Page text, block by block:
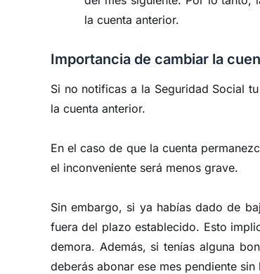
la cuenta anterior.
Importancia de cambiar la
Si no notificas a la Seguridad Social
la cuenta anterior.
En el caso de que la cuenta
el inconveniente será menos grave.
Sin embargo, si ya habías dado de
fuera del plazo establecido. Esto
demora. Además, si tenías alguna
deberás abonar ese mes pendiente